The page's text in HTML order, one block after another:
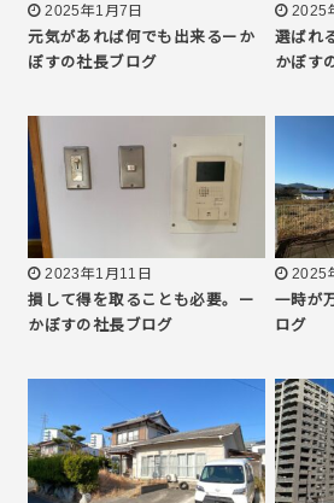
2025年1月7日
元気があれば何でも出来るーか
ぼすの社長ブログ
2025
選ばれ
かぼす
2023年1月11日
損して得を取ることも必要。ー
かぼすの社長ブログ
2025
一時が
ログ